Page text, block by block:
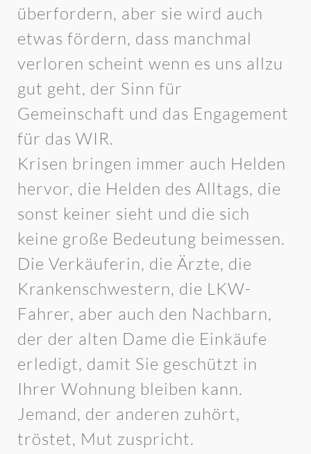
überfordern, aber sie wird auch
etwas fördern, dass manchmal
verloren scheint wenn es uns allzu
gut geht, der Sinn für
Gemeinschaft und das Engagement
für das WIR.
Krisen bringen immer auch Helden
hervor, die Helden des Alltags, die
sonst keiner sieht und die sich
keine große Bedeutung beimessen.
Die Verkäuferin, die Ärzte, die
Krankenschwestern, die LKW-
Fahrer, aber auch den Nachbarn,
der der alten Dame die Einkäufe
erledigt, damit Sie geschützt in
Ihrer Wohnung bleiben kann.
Jemand, der anderen zuhört,
tröstet, Mut zuspricht.